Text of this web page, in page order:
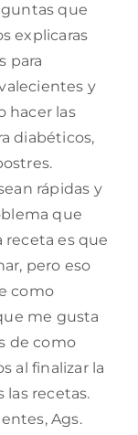
que
explicaras
para
y
hacer las
diabéticos,
rápidas y
que
receta es que
pero eso
como
me gusta
de como
al finalizar la
las recetas.
Ags.